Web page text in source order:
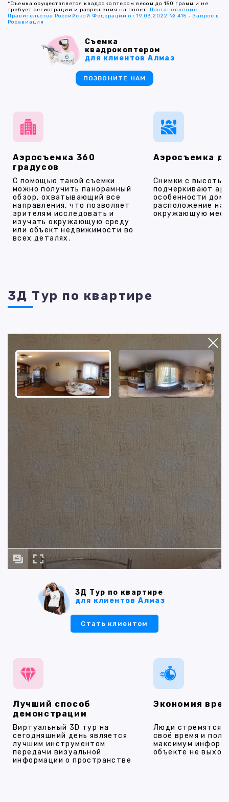
Аэросъемка 360
градусов
С помощью такой съемки
можно получить панорамный
обзор, охватывающий все
направления, что позволяет
зрителям исследовать и
изучать окружающую среду
или объект недвижимости во
всех деталях.
Аэросъемка
Снимки с высоты
подчеркивают
особенности
расположение на
окружающую
*Съемка осуществляется квадрокоптером весом до 150 грамм и не
требует регистрации и разрешения на полет. Постановление
Правительства Российской Федерации от 19.03.2022 № 415 -Запрос в
Росавиация
Съемка
квадрокоптером
для клиентов Алмаз
ПОЗВОНИТЕ НАМ
3Д Тур по квартире
3Д Тур по квартире
для клиентов Алмаз
Стать клиентом
Лучший способ
демонстрации
Виртуальный 3D тур на
сегодняшний день является
лучшим инструментом
передачи визуальной
информации о пространстве
Экономия
Люди стремятся
своё время и
максимум
объекте не